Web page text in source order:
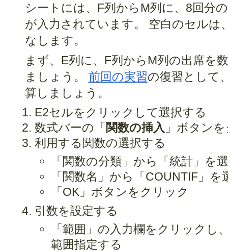
シートには、F列からM列に、8回分
が入力されています。 空白のセルは
なします。
まず、E列に、F列からM列の出席を
ましょう。 前回の実習の復習として
算しましょう。
E2セルをクリックして選択する
数式バーの「関数の挿入 」ボタン
利用する関数の選択する
「関数の分類」から「統計」を
「関数名」から「COUNTIF」を
「OK」ボタンをクリック
引数を設定する
「範囲」の入力欄をクリック
範囲指定する